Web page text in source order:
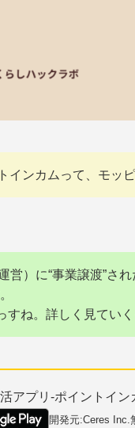
インカムって、モッ
営）に“事業譲渡”さ
すね。詳しく見ていく
アプリ-ポイントイン
開発元:Ceres Inc.